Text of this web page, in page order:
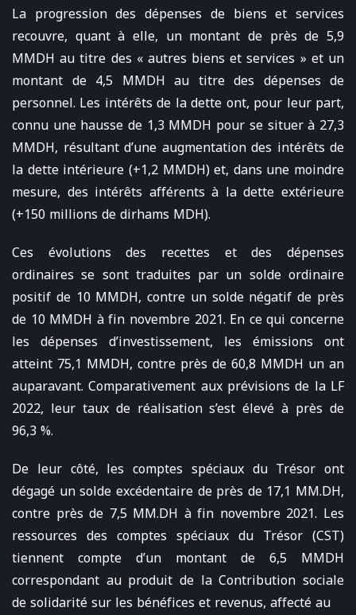
La progression des dépenses de biens et services
recouvre, quant à elle, un montant de près de 5,9
MMDH au titre des « autres biens et services » et un
montant de 4,5 MMDH au titre des dépenses de
personnel. Les intérêts de la dette ont, pour leur part,
connu une hausse de 1,3 MMDH pour se situer à 27,3
MMDH, résultant d’une augmentation des intérêts de
la dette intérieure (+1,2 MMDH) et, dans une moindre
mesure, des intérêts afférents à la dette extérieure
(+150 millions de dirhams MDH).
Ces évolutions des recettes et des dépenses
ordinaires se sont traduites par un solde ordinaire
positif de 10 MMDH, contre un solde négatif de près
de 10 MMDH à fin novembre 2021. En ce qui concerne
les dépenses d’investissement, les émissions ont
atteint 75,1 MMDH, contre près de 60,8 MMDH un an
auparavant. Comparativement aux prévisions de la LF
2022, leur taux de réalisation s’est élevé à près de
96,3 %.
De leur côté, les comptes spéciaux du Trésor ont
dégagé un solde excédentaire de près de 17,1 MM.DH,
contre près de 7,5 MM.DH à fin novembre 2021. Les
ressources des comptes spéciaux du Trésor (CST)
tiennent compte d’un montant de 6,5 MMDH
correspondant au produit de la Contribution sociale
de solidarité sur les bénéfices et revenus, affecté au